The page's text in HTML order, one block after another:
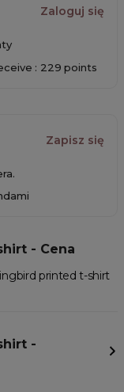
Zaloguj się
: 229 points
Zapisz się
- Cena
printed t-shirt
-